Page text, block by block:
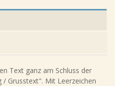
Text ganz am Schluss der
Grusstext". Mit Leerzeichen